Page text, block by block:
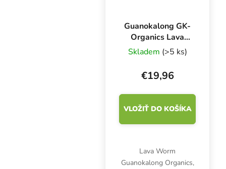
Guanokalong GK-
Organics Lava
Worm 5 l, pôdna
prísada
Skladem (>5 ks)
€19,96
VLOŽIŤ DO KOŠÍKA
Lava Worm
Guanokalong Organics,